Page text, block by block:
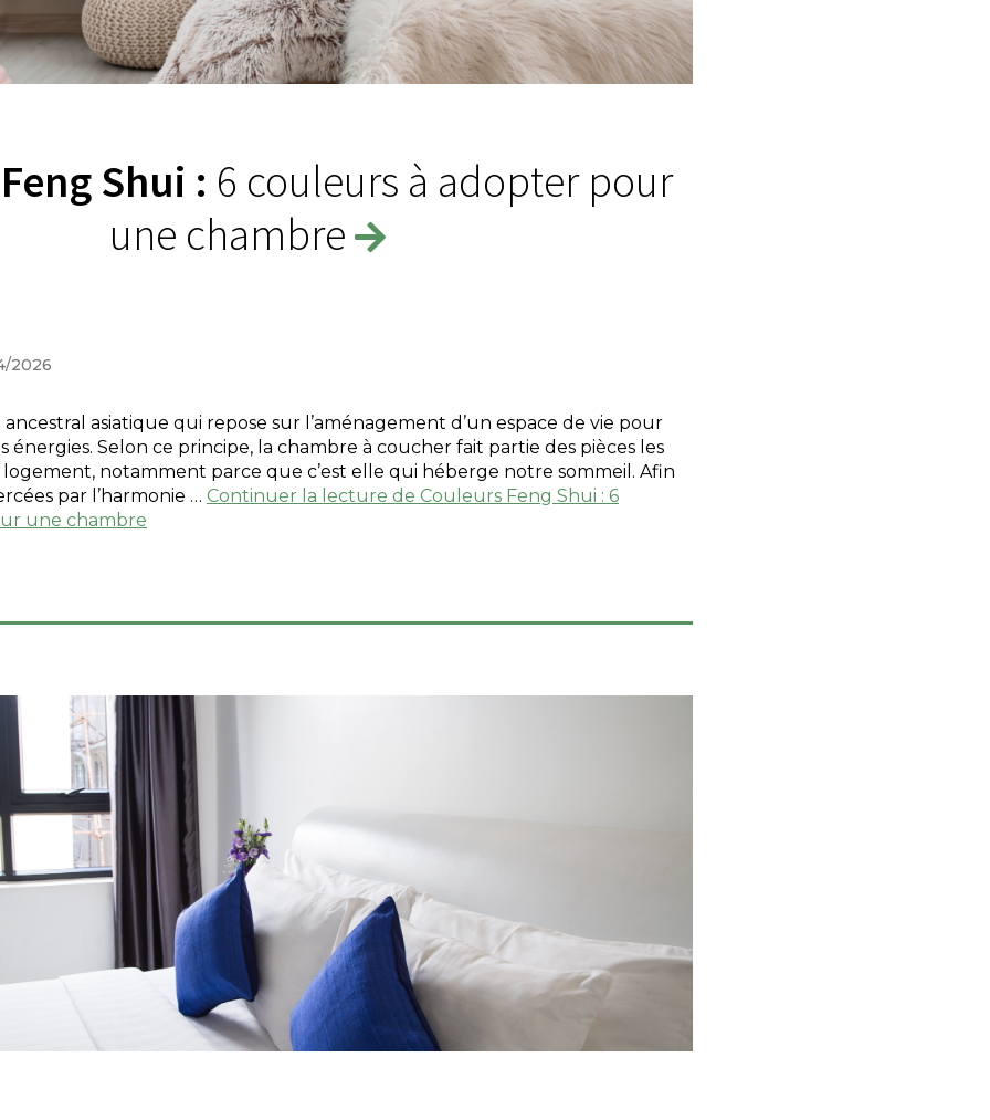
Shui : 6 couleurs à adopter pour
une chambre
2026
asiatique qui repose sur l’aménagement d’un espace de vie pour
énergies. Selon ce principe, la chambre à coucher fait partie des pièces les
notamment parce que c’est elle qui héberge notre sommeil. Afin
par l’harmonie … Continuer la lecture de Couleurs Feng Shui : 6
une chambre